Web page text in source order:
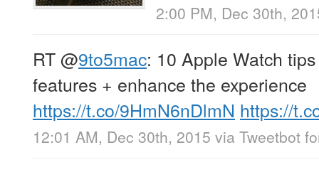
2:00 PM, Dec 30th,
RT@9to5mac: 10 Apple Watch
features + enhance the experience
https://t.co/9HmN6nDlmN https://
12:01 AM, Dec 30th, 2015 via Tweetbot